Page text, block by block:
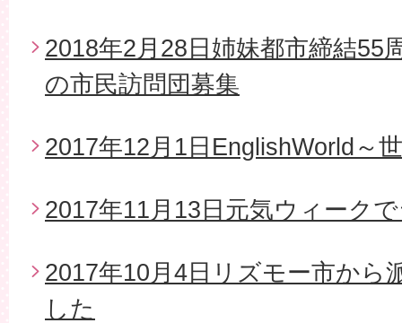
2018年2月28日姉妹都市締結55
の市民訪問団募集
2017年12月1日EnglishWorld～
2017年11月13日元気ウィーク
2017年10月4日リズモー市から
した